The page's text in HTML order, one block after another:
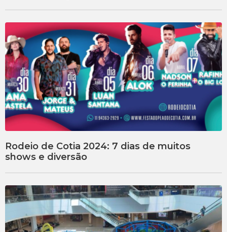
Rodeio de Cotia 2024: 7 dias de muitos
shows e diversão